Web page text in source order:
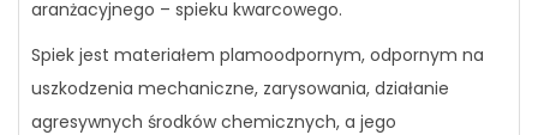
aranżacyjnego – spieku kwarcowego.
Spiek jest materiałem plamoodpornym, odpornym na
uszkodzenia mechaniczne, zarysowania, działanie
agresywnych środków chemicznych, a jego